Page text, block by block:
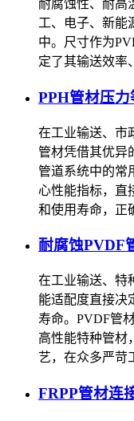
耐腐蚀性、耐高
工、电子、新能
中。尺寸作为
定了其输送效
PPH管材压力
在工业输送、市
管材凭借其优异
管道系统中的常
心性能指标，直
和使用寿命，正
耐腐蚀PVDF
在工业输送、特
能适配度直接决
寿命。PVDF管
高性能特种管材
艺，在众多严
FRPP管材连